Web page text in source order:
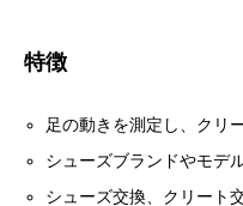
特徴
足の動きを測定し、クリ
シューズブランドやモデ
シューズ交換、クリート